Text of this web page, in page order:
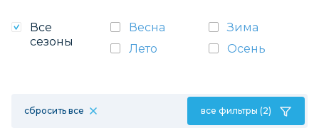
Все
сезоны
Весна
Зима
Лето
Осень
сбросить все все фильтры (2)